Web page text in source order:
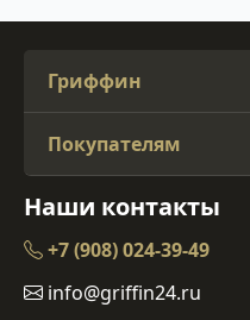
Гриффин
Покупателям
Наши контакты
+7 (908) 024-39-49
info@griffin24.ru